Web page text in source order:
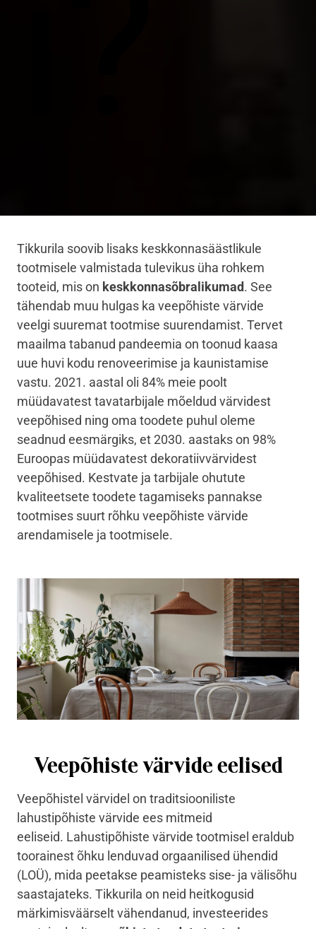
Tikkurila soovib lisaks keskkonnasäästlikule
tootmisele valmistada tulevikus üha rohkem
tooteid, mis on keskkonnasõbralikumad. See
tähendab muu hulgas ka veepõhiste värvide
veelgi suuremat tootmise suurendamist. Tervet
maailma tabanud pandeemia on toonud kaasa
uue huvi kodu renoveerimise ja kaunistamise
vastu. 2021. aastal oli 84% meie poolt
müüdavatest tavatarbijale mõeldud värvidest
veepõhised ning oma toodete puhul oleme
seadnud eesmärgiks, et 2030. aastaks on 98%
Euroopas müüdavatest dekoratiivvärvidest
veepõhised. Kestvate ja tarbijale ohutute
kvaliteetsete toodete tagamiseks pannakse
tootmises suurt rõhku veepõhiste värvide
arendamisele ja tootmisele.
Veepõhiste värvide eelised
Veepõhistel värvidel on traditsiooniliste
lahustipõhiste värvide ees mitmeid
eeliseid. Lahustipõhiste värvide tootmisel eraldub
toorainest õhku lenduvad orgaanilised ühendid
(LOÜ), mida peetakse peamisteks sise- ja välisõhu
saastajateks. Tikkurila on neid heitkogusid
märkimisväärselt vähendanud, investeerides